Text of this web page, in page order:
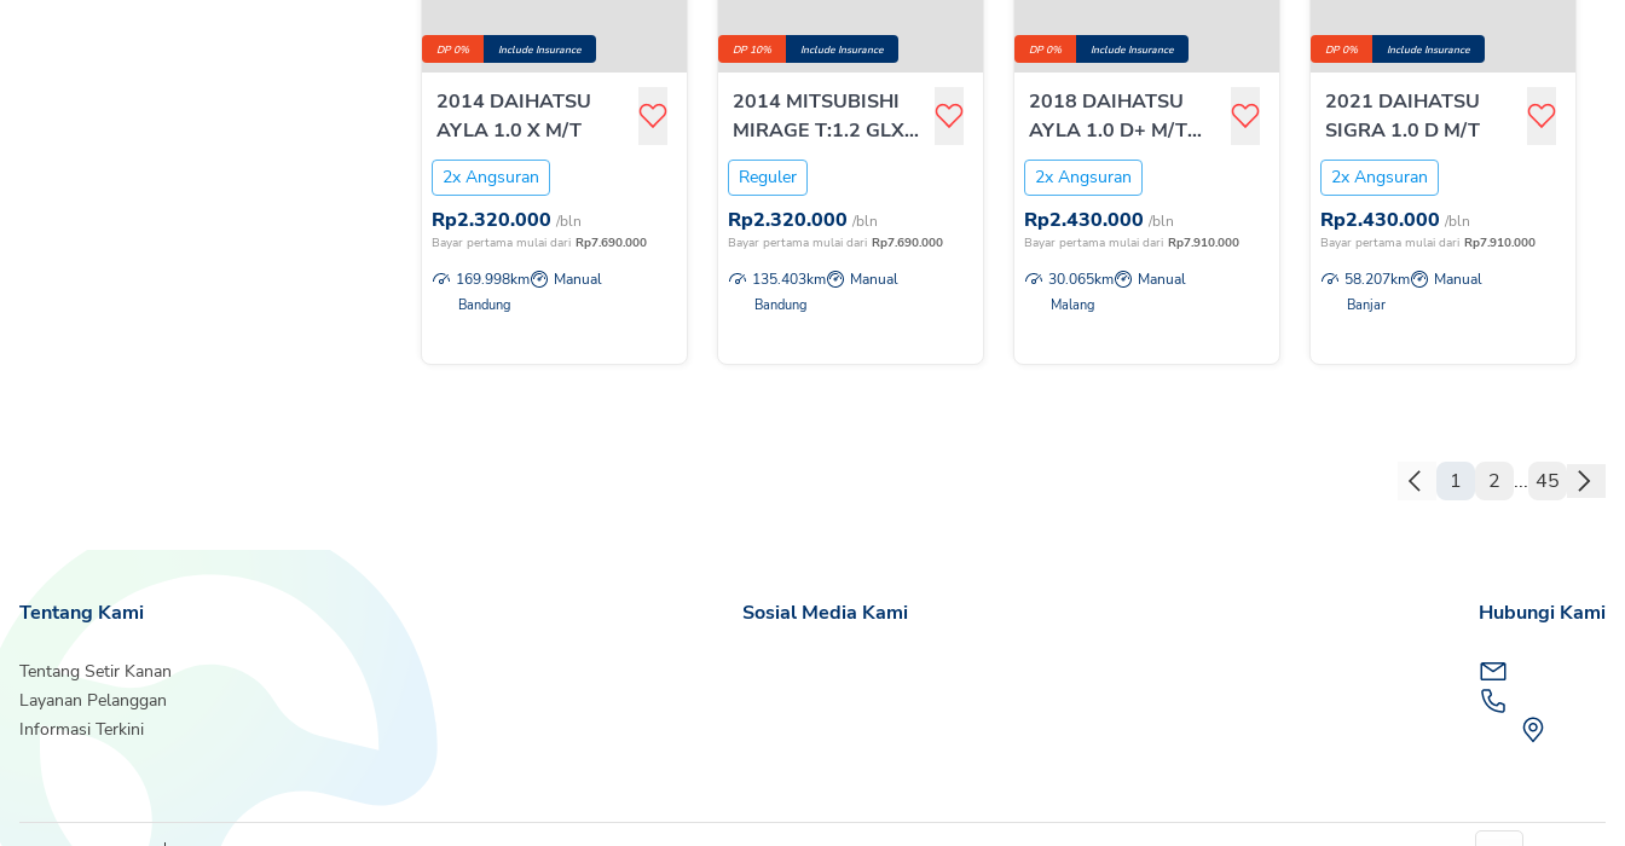
DP 0% Include Insurance
2014 DAIHATSU
AYLA 1.0 X M/T
2x Angsuran
Rp2.320.000 /bln
Bayar pertama mulai dari Rp7.690.000
169.998km Manual
Bandung
DP 10% Include Insurance
2014 MITSUBISHI
MIRAGE T:1.2 GLX
M/T
Reguler
Rp2.320.000 /bln
Bayar pertama mulai dari Rp7.690.000
135.403km Manual
Bandung
DP 0% Include Insurance
2018 DAIHATSU
AYLA 1.0 D+ M/T
NEW
2x Angsuran
Rp2.430.000 /bln
Bayar pertama mulai dari Rp7.910.000
30.065km Manual
Malang
DP 0% Include Insurance
2021 DAIHATSU
SIGRA 1.0 D M/T
2x Angsuran
Rp2.430.000 /bln
Bayar pertama mulai dari Rp7.910.000
58.207km Manual
Banjar
1 2 ... 45
Tentang Kami
Tentang Setir Kanan
Layanan Pelanggan
Informasi Terkini
Sosial Media Kami Hubungi Kami